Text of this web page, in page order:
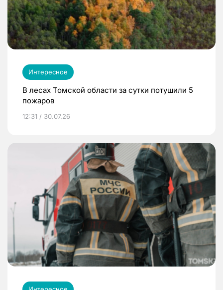
Интересное
В лесах Томской области за сутки потушили 5
пожаров
12:31 / 30.07.26